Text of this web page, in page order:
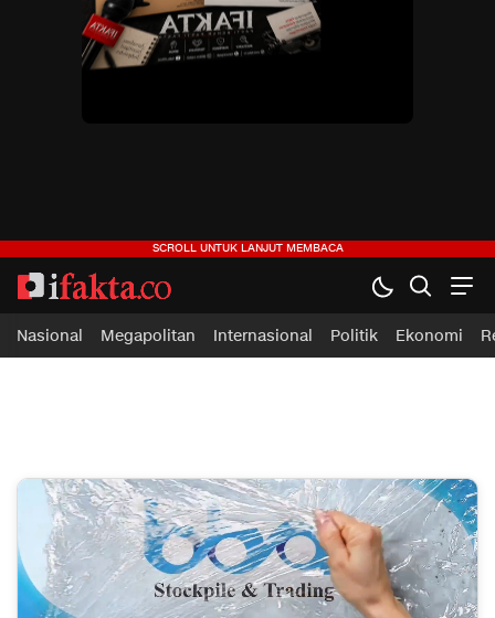
Nasional Megapolitan Internasional Politik Ekonomi